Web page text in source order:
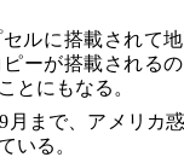
ルに搭載されて
ーが搭載される
とにもなる。
月まで、アメリカ
いる。